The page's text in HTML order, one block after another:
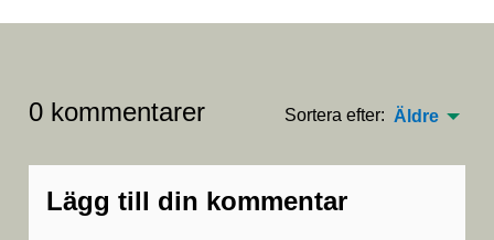
0 kommentarer Sortera efter: Äldre
Lägg till din kommentar